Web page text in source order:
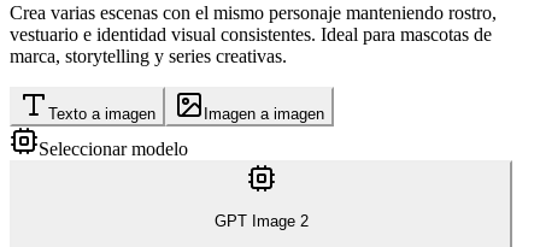
Crea varias escenas con el mismo personaje manteniendo rostro,
vestuario e identidad visual consistentes. Ideal para mascotas de
marca, storytelling y series creativas.
Texto a imagen Imagen a imagen
Seleccionar modelo
GPT Image 2